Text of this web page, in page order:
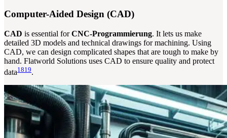
Computer-Aided Design (CAD)
CAD is essential forCNC-Programmierung. It lets us make
detailed 3D models and technical drawings for machining. Using
CAD, we can design complicated shapes that are tough to make by
hand. Flatworld Solutions uses CAD to ensure quality and protect
data1819.